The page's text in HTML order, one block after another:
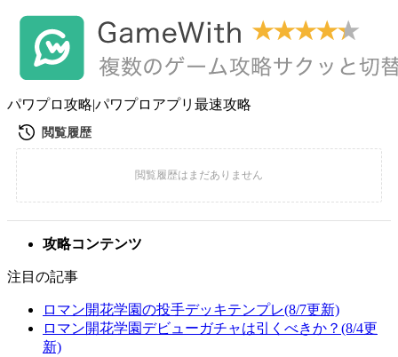
パワプロ攻略|パワプロアプリ最速攻略
攻略コンテンツ
注目の記事
ロマン開花学園の投手デッキテンプレ(8/7更新)
ロマン開花学園デビューガチャは引くべきか？(8/4更
新)